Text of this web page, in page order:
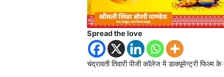
Spread the love
चंद्रावती तिवारी पीजी कॉलेज में डाक्यूमेन्ट्री